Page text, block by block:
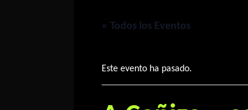
« Todos los Eventos
Este evento ha pasado.